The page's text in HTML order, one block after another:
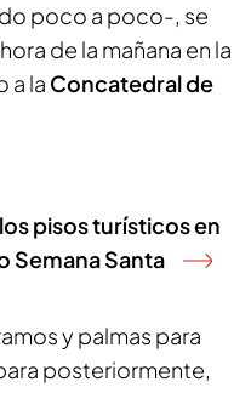
poco a poco-, se
de la mañana en la
a la Concatedral de
pisos turísticos en
Semana Santa
y palmas para
posteriormente,